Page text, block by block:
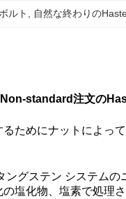
ルト 自然な終わりの
standard注文の
ためにナットによっ
グステン システム
塩化物、塩素で処理